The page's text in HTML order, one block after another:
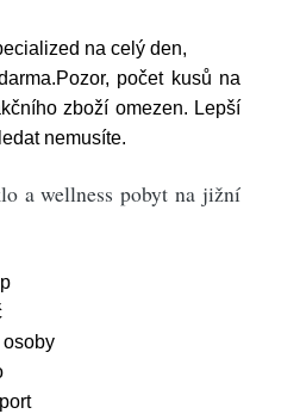
na celý den,
počet kusů na
zboží omezen. Lepší
nemusíte.
a wellness pobyt na jižní
osoby